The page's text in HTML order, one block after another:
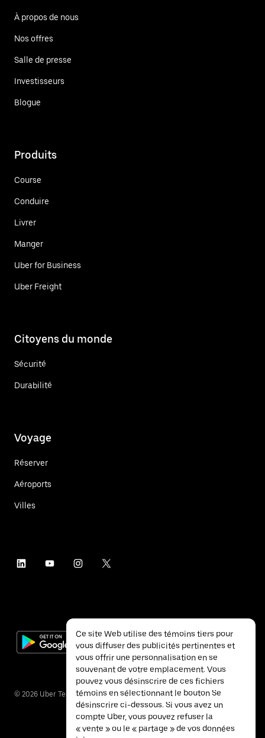
À propos de nous
Nos offres
Salle de presse
Investisseurs
Blogue
Produits
Course
Conduire
Livrer
Manger
Uber for Business
Uber Freight
Citoyens du monde
Sécurité
Durabilité
Voyage
Réserver
Aéroports
Villes
© 2026 Uber Technologies inc.
Ce site Web utilise des témoins tiers pour
vous diffuser des publicités pertinentes et
vous offrir une personnalisation en se
souvenant de votre emplacement. Vous
pouvez vous désinscrire de ces fichiers
témoins en sélectionnant le bouton Se
désinscrire ci-dessous. Si vous avez un
compte Uber, vous pouvez refuser la
« vente » ou le « partage » de vos données